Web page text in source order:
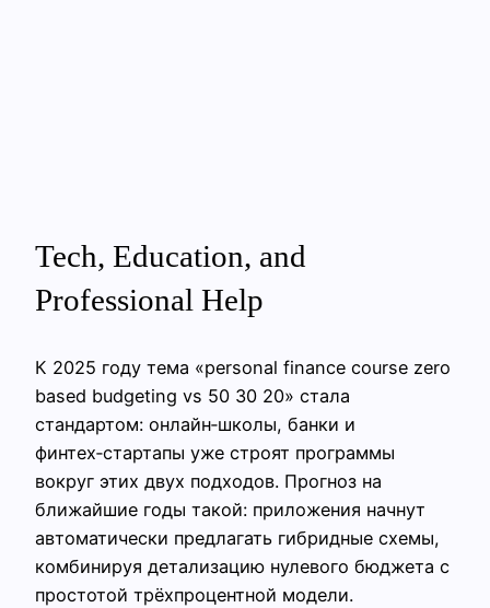
Tech, Education, and
Professional Help
К 2025 году тема «personal finance course zero
based budgeting vs 50 30 20» стала
стандартом: онлайн‑школы, банки и
финтех‑стартапы уже строят программы
вокруг этих двух подходов. Прогноз на
ближайшие годы такой: приложения начнут
автоматически предлагать гибридные схемы,
комбинируя детализацию нулевого бюджета с
простотой трёхпроцентной модели.